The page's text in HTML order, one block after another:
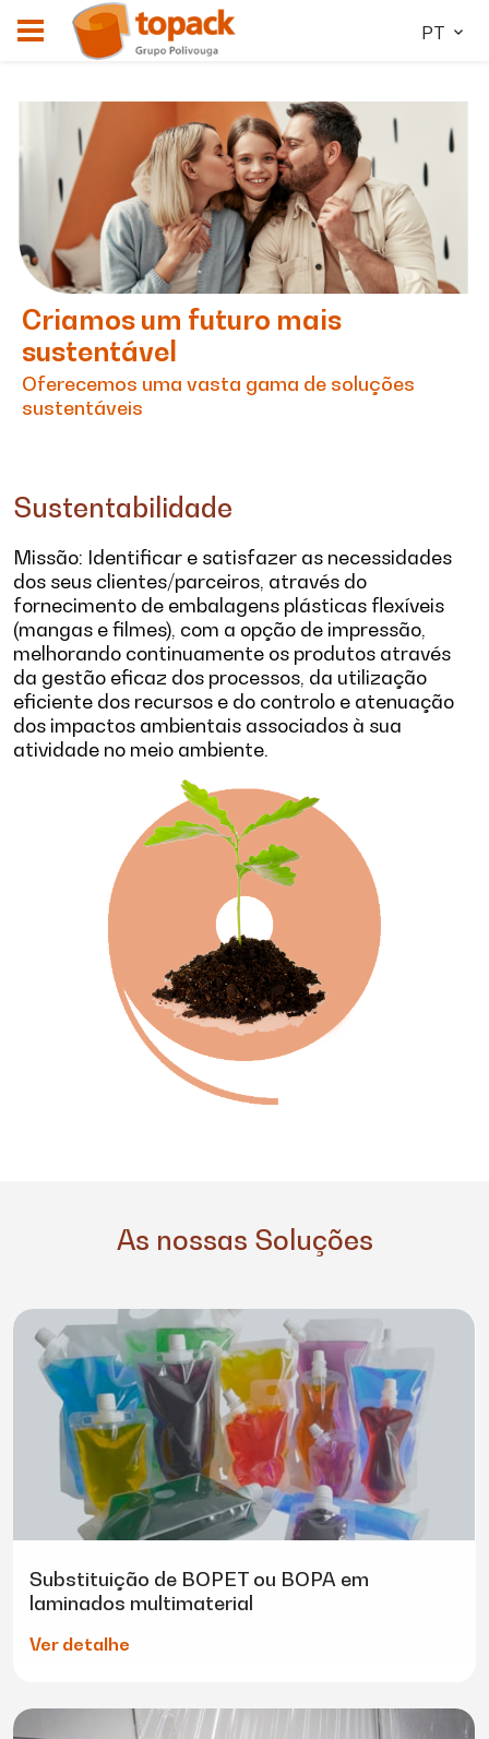
PT
Criamos um futuro mais
sustentável
Oferecemos uma vasta gama de soluções
sustentáveis
Sustentabilidade
Missão: Identificar e satisfazer as necessidades
dos seus clientes/parceiros, através do
fornecimento de embalagens plásticas flexíveis
(mangas e filmes), com a opção de impressão,
melhorando continuamente os produtos através
da gestão eficaz dos processos, da utilização
eficiente dos recursos e do controlo e atenuação
dos impactos ambientais associados à sua
atividade no meio ambiente.
As nossas Soluções
Substituição de BOPET ou BOPA em
laminados multimaterial
Ver detalhe